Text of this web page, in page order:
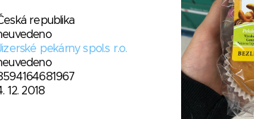
republika
pekárny spol.s r.o.
12. 2018